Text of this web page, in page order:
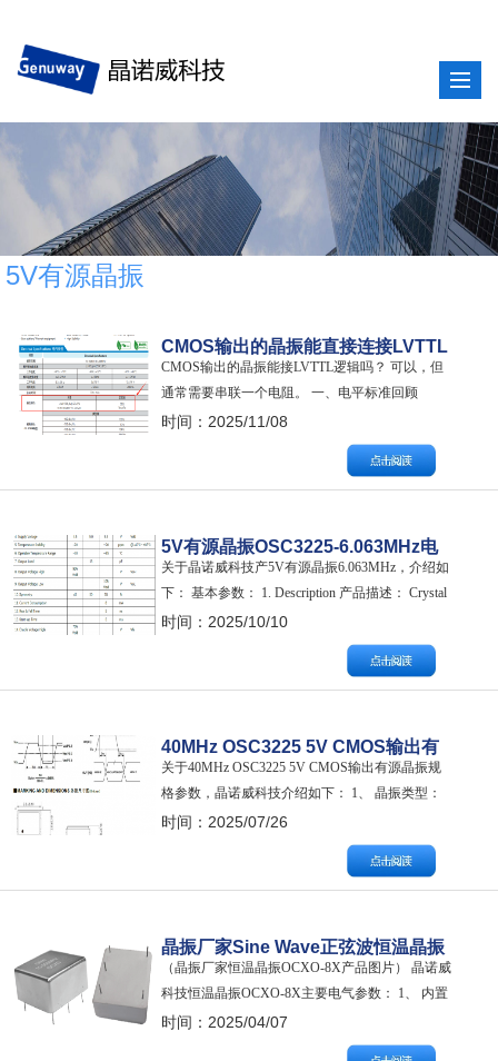
5V有源晶振
CMOS输出的晶振能直接连接LVTTL
逻辑吗？
CMOS输出的晶振能接LVTTL逻辑吗？ 可以，但
通常需要串联一个电阻。 一、电平标准回顾
CMOS输出晶振： 通常指输出电平符合CMOS逻
辑标准的晶振。对于3.3V供电的晶振，其输出高
电平（Voh）非常接近3.3V，低电平（Vol）非常
接近0V。它的输出驱动能力较强，边沿非常陡
时间：2025/11/08
5V有源晶振OSC3225-6.063MHz电
气参数介绍
关于晶诺威科技产5V有源晶振6.063MHz，介绍如
下： 基本参数： 1. Description 产品描述： Crystal
Oscillator 晶体振荡器/有源晶振 2. Nominal
Frequency 标称频率： 6.063000MHz 3. Supply
时间：2025/10/10
40MHz OSC3225 5V CMOS输出有
源晶振规格参数
关于40MHz OSC3225 5V CMOS输出有源晶振规
格参数，晶诺威科技介绍如下： 1、 晶振类型：
有源晶振/晶体振荡器/Crystal Oscillator/OSC3225
2、 标称频率：40.000 MHz 3、 输入电压：5V DC
±10% 4、 频率稳定性：±50ppm 5、 工作…
时间：2025/07/26
晶振厂家Sine Wave正弦波恒温晶振
OCXO-8X电气参数介绍
（晶振厂家恒温晶振OCXO-8X产品图片） 晶诺威
科技恒温晶振OCXO-8X主要电气参数： 1、 内置
SC-cut晶体 2、 频率：5MHz、10MHz 3、 输出类
型：Sine Wave正弦波 4、 供电电压12V 5、 高精
时间：2025/04/07